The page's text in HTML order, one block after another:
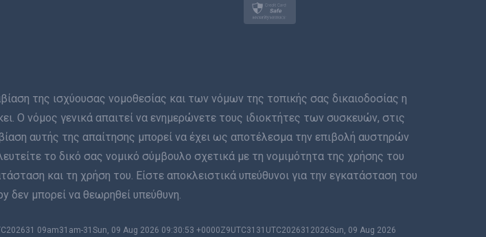
Polski
Svenska
简体中文
της ισχύουσας νομοθεσίας και των νόμων της τοπικής σας δικαιοδοσίας η
Ο νόμος γενικά απαιτεί να ενημερώνετε τους ιδιοκτήτες των συσκευών, στις
αυτής της απαίτησης μπορεί να έχει ως αποτέλεσμα την επιβολή αυστηρών
το δικό σας νομικό σύμβουλο σχετικά με τη νομιμότητα της χρήσης του
και τη χρήση του. Είστε αποκλειστικά υπεύθυνοι για την εγκατάσταση του
δεν μπορεί να θεωρηθεί υπεύθυνη.
09am31am-31Sun, 09 Aug 2026 09:30:53 +0000Z9UTC3131UTC2026312026Sun, 09 Aug 2026